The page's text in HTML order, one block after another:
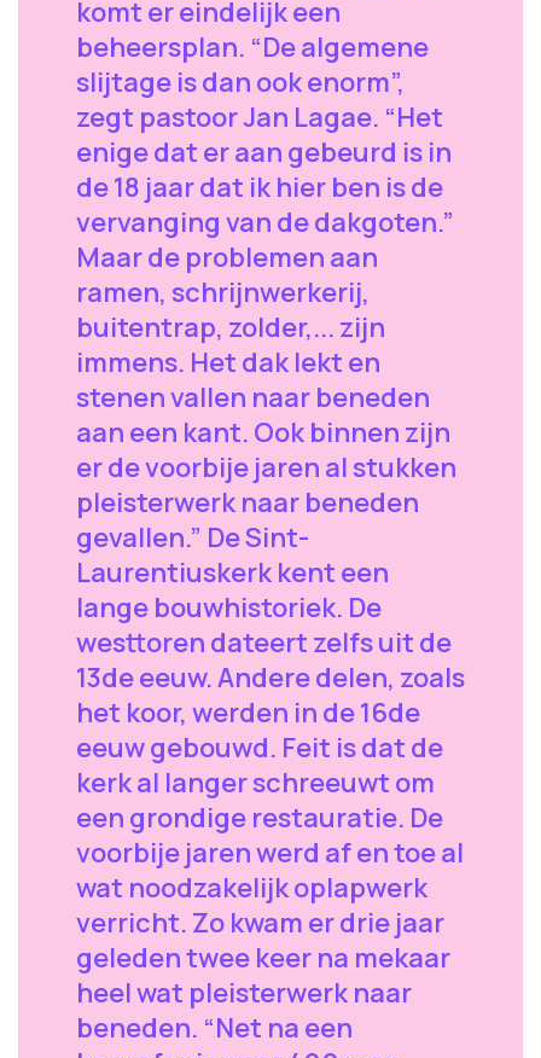
komt er eindelijk een
beheersplan. “De algemene
slijtage is dan ook enorm”,
zegt pastoor Jan Lagae. “Het
enige dat er aan gebeurd is in
de 18 jaar dat ik hier ben is de
vervanging van de dakgoten.”
Maar de problemen aan
ramen, schrijnwerkerij,
buitentrap, zolder,... zijn
immens. Het dak lekt en
stenen vallen naar beneden
aan een kant. Ook binnen zijn
er de voorbije jaren al stukken
pleisterwerk naar beneden
gevallen.” De Sint-
Laurentiuskerk kent een
lange bouwhistoriek. De
westtoren dateert zelfs uit de
13de eeuw. Andere delen, zoals
het koor, werden in de 16de
eeuw gebouwd. Feit is dat de
kerk al langer schreeuwt om
een grondige restauratie. De
voorbije jaren werd af en toe al
wat noodzakelijk oplapwerk
verricht. Zo kwam er drie jaar
geleden twee keer na mekaar
heel wat pleisterwerk naar
beneden. “Net na een